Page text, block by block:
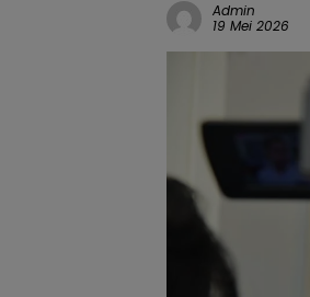
Admin
19 Mei 2026